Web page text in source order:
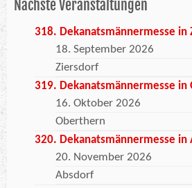
Nächste Veranstaltungen
318. Dekanatsmännermesse in
18. September 2026
Ziersdorf
319. Dekanatsmännermesse in
16. Oktober 2026
Oberthern
320. Dekanatsmännermesse in
20. November 2026
Absdorf